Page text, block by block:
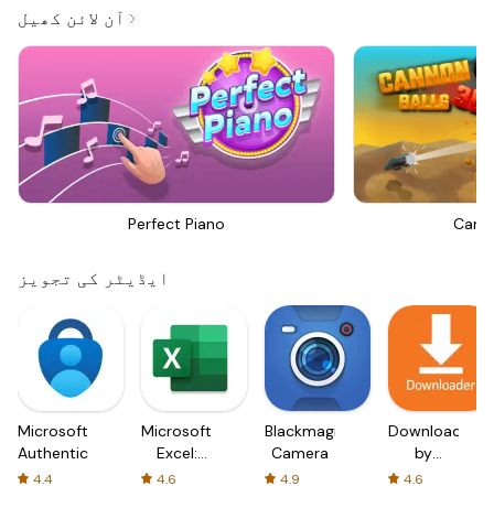
آن لائن کھیل
Perfect Piano
ایڈیٹر کی تجویز
Microsoft
Authenticator
4.4
Microsoft
Excel:
Spreadsheets
4.6
Blackmagic
Camera
4.9
Downloader
by
AFTVnews
4.6